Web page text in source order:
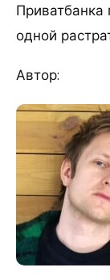
Приватбанка
одной
Автор: